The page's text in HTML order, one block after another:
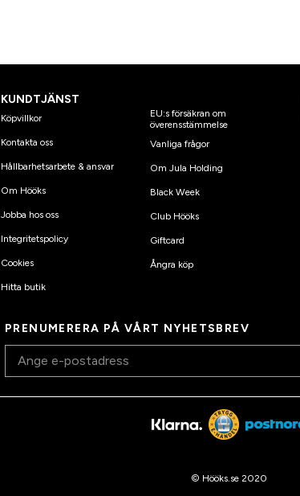
KUNDTJÄNST
Köpvillkor
Kontakta oss
Hållbarhetsarbete & ansvar
Om Hööks
Jobba hos oss
Integritetspolicy
Cookies
Hitta butik
EU:s försäkran om
överensstämmelse
Vanliga frågor
Om Jula Holding
Black Week
Club Hööks
Giftcard
Ångra köp
PRENUMERERA PÅ VÅRT NYHETSBREV
© Hööks.se 2020